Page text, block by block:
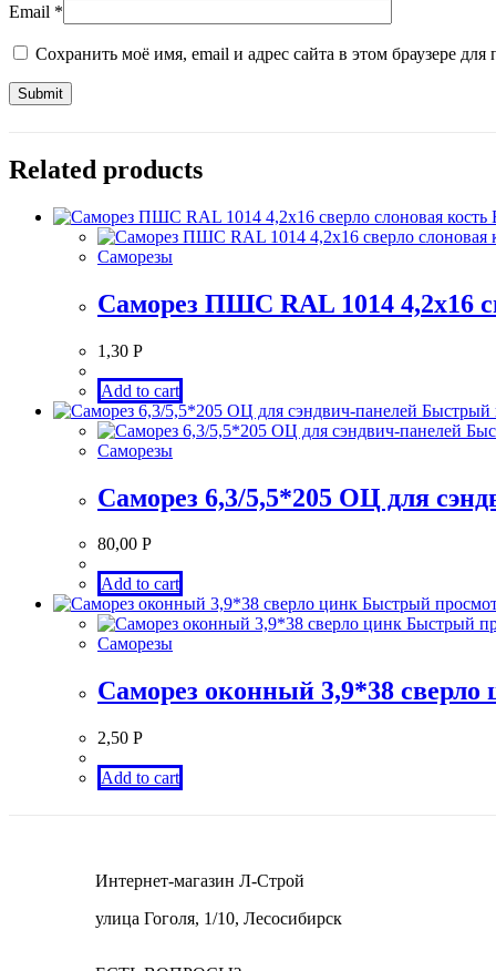
Email *
Сохранить моё имя, email и адрес сайта в этом браузере
Related products
Саморезы
Саморез ПШС RAL 1014 4,2х16
1,30 Р
Add to cart
Быстрый
Саморезы
Саморез 6,3/5,5*205 ОЦ для
80,00 Р
Add to cart
Быстрый
Быстрый
Саморезы
Саморез оконный 3,9*38 сверло
2,50 Р
Add to cart
Интернет-магазин Л-Строй
улица Гоголя, 1/10, Лесосибирск